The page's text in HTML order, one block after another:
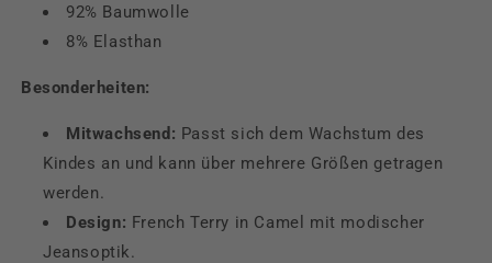
92% Baumwolle
8% Elasthan
Besonderheiten:
Mitwachsend: Passt sich dem Wachstum des
Kindes an und kann über mehrere Größen getragen
werden.
Design: French Terry in Camel mit modischer
Jeansoptik.